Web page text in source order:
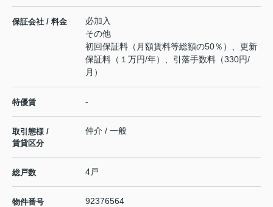
保証会社 / 料金
必加入
その他
初回保証料（月額賃料等総額の50％）、更新
保証料（１万円/年）、引落手数料（330円/
月）
特優賃 -
取引態様 /
賃貸区分
仲介 / 一般
総戸数 4戸
物件番号 92376564